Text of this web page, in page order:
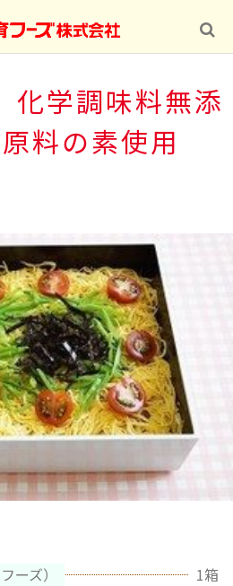
学調味料無添
料の素使用
ーズ）
1箱